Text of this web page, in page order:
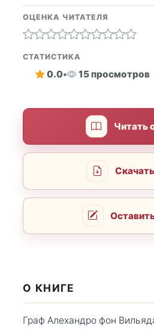
ОЦЕНКА ЧИТАТЕЛЯ
СТАТИСТИКА
0.0• 15 просмотров
Читать
О КНИГЕ
Граф Алехандро фон